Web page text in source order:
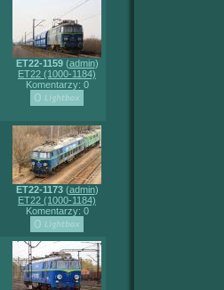
ET22-1159(admin)
ET22 (1000-1184)
Komentarzy: 0
ET22-1173(admin)
ET22 (1000-1184)
Komentarzy: 0